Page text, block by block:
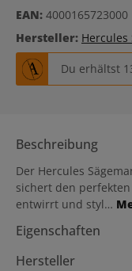
EAN: 4000165723000
Hersteller: Hercules
Du erhältst
Beschreibung
Der Hercules
sichert den
entwirrt und styl…
Eigenschaften
Hersteller